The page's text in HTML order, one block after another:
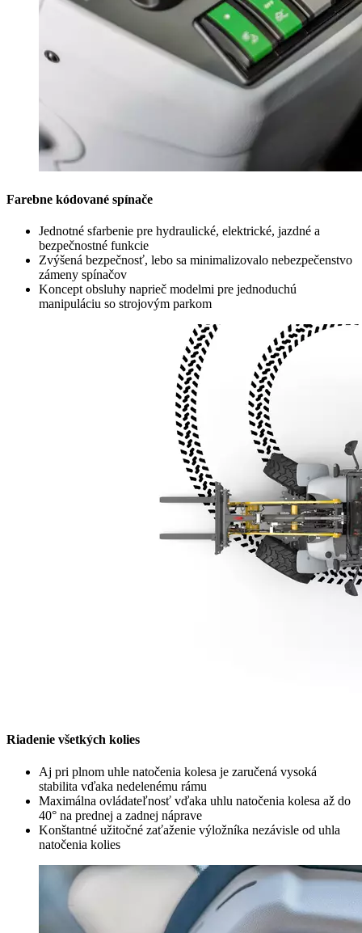
Farebne kódované spínače
Jednotné sfarbenie pre hydraulické, elektrické, jazdné a
bezpečnostné funkcie
Zvýšená bezpečnosť, lebo sa minimalizovalo nebezpečenstvo
zámeny spínačov
Koncept obsluhy naprieč modelmi pre jednoduchú
manipuláciu so strojovým parkom
Riadenie všetkých kolies
Aj pri plnom uhle natočenia kolesa je zaručená vysoká
stabilita vďaka nedelenému rámu
Maximálna ovládateľnosť vďaka uhlu natočenia kolesa až do
40° na prednej a zadnej náprave
Konštantné užitočné zaťaženie výložníka nezávisle od uhla
natočenia kolies